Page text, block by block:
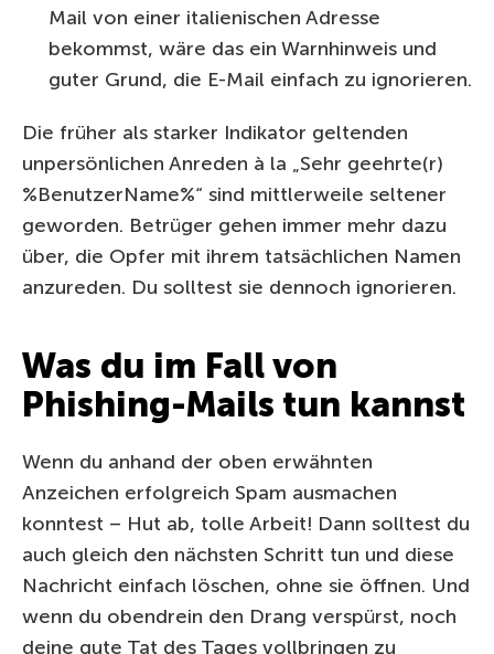
Mail von einer italienischen Adresse
bekommst, wäre das ein Warnhinweis und
guter Grund, die E-Mail einfach zu ignorieren.
Die früher als starker Indikator geltenden
unpersönlichen Anreden à la „Sehr geehrte(r)
%BenutzerName%“ sind mittlerweile seltener
geworden. Betrüger gehen immer mehr dazu
über, die Opfer mit ihrem tatsächlichen Namen
anzureden. Du solltest sie dennoch ignorieren.
Was du im Fall von
Phishing-Mails tun kannst
Wenn du anhand der oben erwähnten
Anzeichen erfolgreich Spam ausmachen
konntest – Hut ab, tolle Arbeit! Dann solltest du
auch gleich den nächsten Schritt tun und diese
Nachricht einfach löschen, ohne sie öffnen. Und
wenn du obendrein den Drang verspürst, noch
deine gute Tat des Tages vollbringen zu